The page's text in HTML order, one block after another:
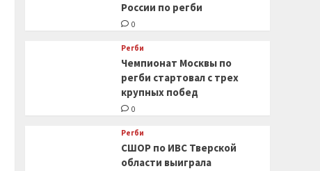
России по регби
0
Регби
Чемпионат Москвы по
регби стартовал с трех
крупных побед
0
Регби
СШОР по ИВС Тверской
области выиграла